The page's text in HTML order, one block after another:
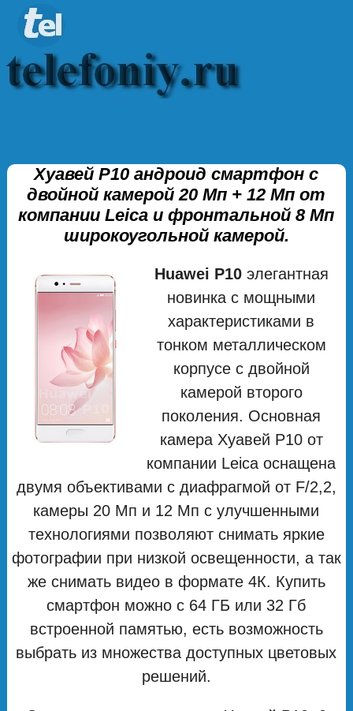
Хуавей Р10 андроид смартфон с
двойной камерой 20 Мп + 12 Мп от
компании Leica и фронтальной 8 Мп
широкоугольной камерой.
Huawei P10элегантная
новинка с мощными
характеристиками в
тонком металлическом
корпусе с двойной
камерой второго
поколения. Основная
камера Хуавей P10 от
компании Leica оснащена
двумя объективами с диафрагмой от F/2,2,
камеры 20 Мп и 12 Мп с улучшенными
технологиями позволяют снимать яркие
фотографии при низкой освещенности, а так
же снимать видео в формате 4К. Купить
смартфон можно с 64 ГБ или 32 Гб
встроенной памятью, есть возможность
выбрать из множества доступных цветовых
решений.